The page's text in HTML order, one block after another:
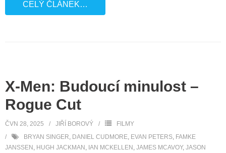
CELÝ ČLÁNEK…
X-Men: Budoucí minulost –
Rogue Cut
ČVN 28, 2025 JIŘÍ BOROVÝ
FILMY
BRYAN SINGER, DANIEL CUDMORE, EVAN PETERS, FAMKE
JANSSEN , HUGH JACKMAN , IAN MCKELLEN , JAMES MCAVOY, JASON